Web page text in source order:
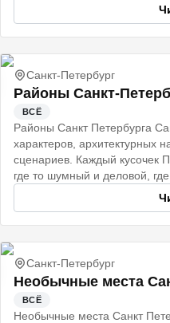
Санкт-Петербург
Районы Санкт-
ВСЁ
Районы Санкт Петербурга
характеров, архитектурных
сценариев. Каждый кусочек
где то шумный и деловой, где
Санкт-Петербург
Необычные места
ВСЁ
Необычные места Санкт